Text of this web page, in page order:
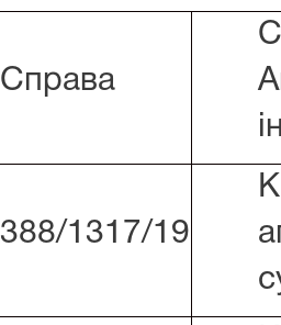
Справа
388/1317/19